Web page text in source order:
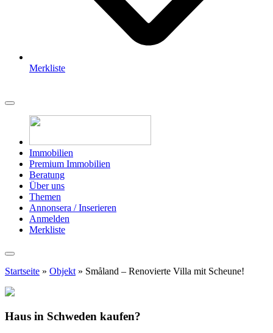
Merkliste
Immobilien
Premium Immobilien
Beratung
Über uns
Themen
Annonsera / Inserieren
Anmelden
Merkliste
Startseite » Objekt » Småland – Renovierte Villa mit Scheune!
Haus in Schweden kaufen?